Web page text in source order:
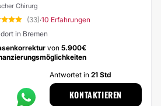
Chirurg
(33)·10 Erfahrungen
in Bremen
von 5.900€
Antwortet in 21 Std
KONTAKTIEREN